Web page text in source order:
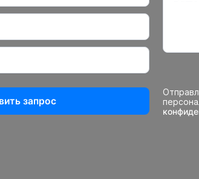
запрос